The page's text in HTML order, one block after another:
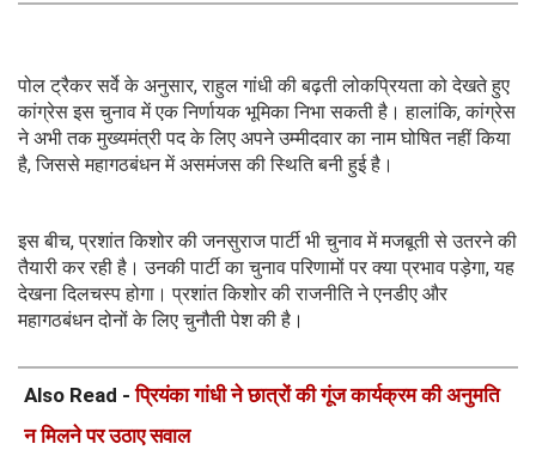
पोल ट्रैकर सर्वे के अनुसार, राहुल गांधी की बढ़ती लोकप्रियता को देखते हुए
कांग्रेस इस चुनाव में एक निर्णायक भूमिका निभा सकती है। हालांकि, कांग्रेस
ने अभी तक मुख्यमंत्री पद के लिए अपने उम्मीदवार का नाम घोषित नहीं किया
है, जिससे महागठबंधन में असमंजस की स्थिति बनी हुई है।
इस बीच, प्रशांत किशोर की जनसुराज पार्टी भी चुनाव में मजबूती से उतरने की
तैयारी कर रही है। उनकी पार्टी का चुनाव परिणामों पर क्या प्रभाव पड़ेगा, यह
देखना दिलचस्प होगा। प्रशांत किशोर की राजनीति ने एनडीए और
महागठबंधन दोनों के लिए चुनौती पेश की है।
Also Read -प्रियंका गांधी ने छात्रों की गूंज कार्यक्रम की अनुमति
न मिलने पर उठाए सवाल